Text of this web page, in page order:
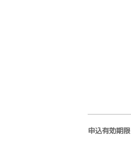
申込有効期限